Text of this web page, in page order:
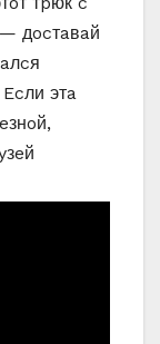
дocтaвaй
этa